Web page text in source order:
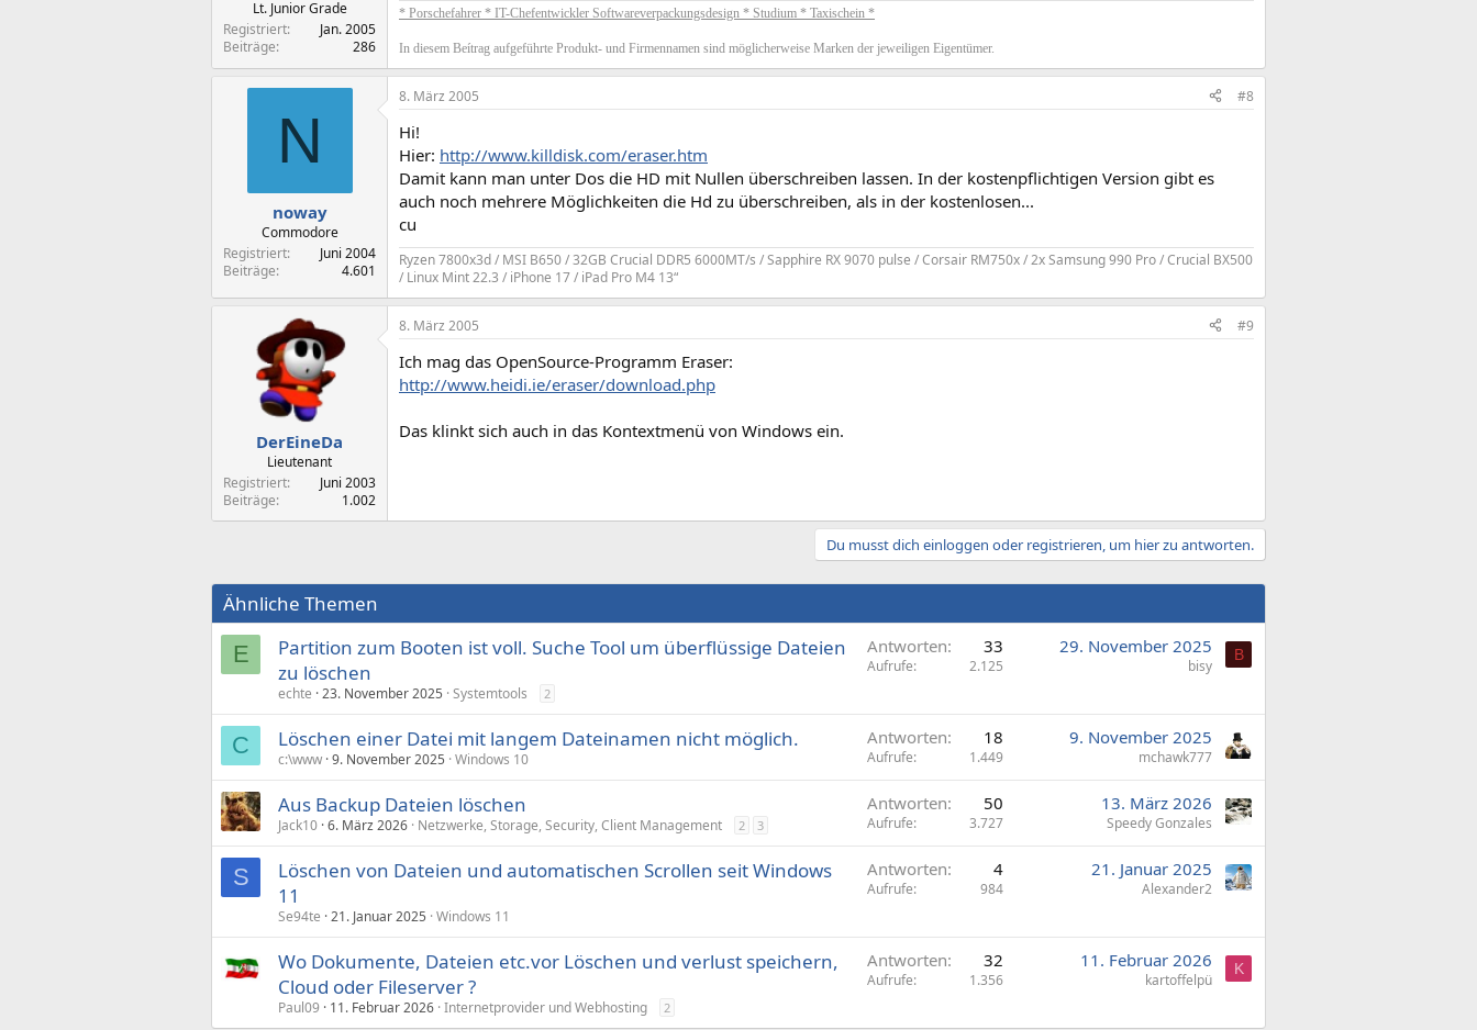
Lt. Junior Grade
Registriert
Jan. 2005
Beiträge
286
* Porschefahrer * IT-Chefentwickler Softwareverpackungsdesign * Studium * Taxischein *
In diesem Beítrag aufgeführte Produkt- und Firmennamen sind möglicherweise Marken der jeweiligen Eigentümer.
N
noway
Commodore
Registriert
Juni 2004
Beiträge
4.601
8. März 2005 #8
Hi!
Hier: http://www.killdisk.com/eraser.htm
Damit kann man unter Dos die HD mit Nullen überschreiben lassen. In der kostenpflichtigen Version gibt es
auch noch mehrere Möglichkeiten die Hd zu überschreiben, als in der kostenlosen...
cu
Ryzen 7800x3d / MSI B650 / 32GB Crucial DDR5 6000MT/s / Sapphire RX 9070 pulse / Corsair RM750x / 2x Samsung 990 Pro / Crucial BX500
/ Linux Mint 22.3 / iPhone 17 / iPad Pro M4 13“
DerEineDa
Lieutenant
Registriert
Juni 2003
Beiträge
1.002
8. März 2005 #9
Ich mag das OpenSource-Programm Eraser:
http://www.heidi.ie/eraser/download.php
Das klinkt sich auch in das Kontextmenü von Windows ein.
Du musst dich einloggen oder registrieren, um hier zu antworten.
Ähnliche Themen
E
Partition zum Booten ist voll. Suche Tool um überflüssige Dateien
zu löschen
echte 23. November 2025 Systemtools 2
Antworten 33
Aufrufe 2.125
29. November 2025
bisy
B
C Löschen einer Datei mit langem Dateinamen nicht möglich.
c:\www 9. November 2025 Windows 10
Antworten 18
Aufrufe 1.449
9. November 2025
mchawk777
Aus Backup Dateien löschen
Jack10 6. März 2026 Netzwerke, Storage, Security, Client Management 2 3
Antworten 50
Aufrufe 3.727
13. März 2026
Speedy Gonzales
S
Löschen von Dateien und automatischen Scrollen seit Windows
11
Se94te 21. Januar 2025 Windows 11
Antworten 4
Aufrufe 984
21. Januar 2025
Alexander2
Wo Dokumente, Dateien etc.vor Löschen und verlust speichern,
Cloud oder Fileserver ?
Paul09 11. Februar 2026 Internetprovider und Webhosting 2
Antworten 32
Aufrufe 1.356
11. Februar 2026
kartoffelpü
K